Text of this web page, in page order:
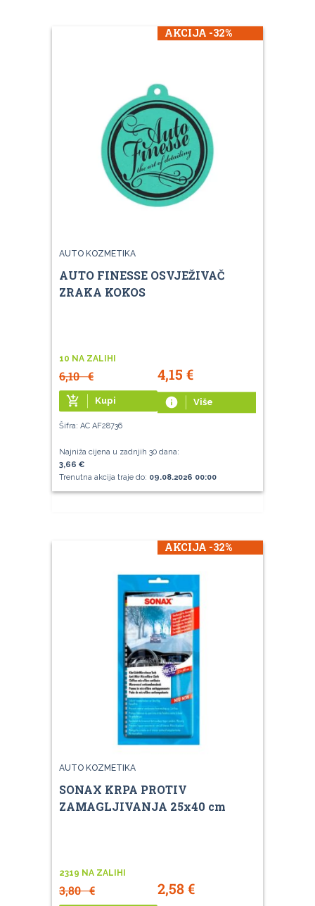
AKCIJA -32%
AUTO KOZMETIKA
AUTO FINESSE OSVJEŽIVAČ
ZRAKA KOKOS
10 NA ZALIHI
6,10€ 4,15 €
add_shopping_cart Kupi info Više
Šifra: AC AF28736
Najniža cijena u zadnjih 30 dana:
3,66 €
Trenutna akcija traje do: 09.08.2026 00:00
AKCIJA -32%
AUTO KOZMETIKA
SONAX KRPA PROTIV
ZAMAGLJIVANJA 25x40 cm
2319 NA ZALIHI
3,80€ 2,58€